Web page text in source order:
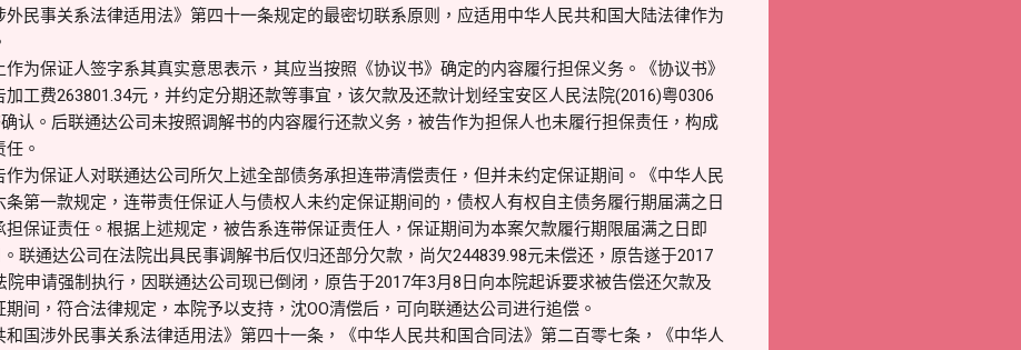
民事关系法律适用法》第四十一条规定的最密切联系原则，应适用中华人民共和国大陆法律作为
为保证人签字系其真实意思表示，其应当按照《协议书》确定的内容履行担保义务。《协议书》
工费263801.34元，并约定分期还款等事宜，该欠款及还款计划经宝安区人民法院(2016)粤0306
认。后联通达公司未按照调解书的内容履行还款义务，被告作为担保人也未履行担保责任，构成
。
作为保证人对联通达公司所欠上述全部债务承担连带清偿责任，但并未约定保证期间。《中华人民
第一款规定，连带责任保证人与债权人未约定保证期间的，债权人有权自主债务履行期届满之日
保证责任。根据上述规定，被告系连带保证责任人，保证期间为本案欠款履行期限届满之日即
联通达公司在法院出具民事调解书后仅归还部分欠款，尚欠244839.98元未偿还，原告遂于2017
院申请强制执行，因联通达公司现已倒闭，原告于2017年3月8日向本院起诉要求被告偿还欠款及
间，符合法律规定，本院予以支持，沈OO清偿后，可向联通达公司进行追偿。
国涉外民事关系法律适用法》第四十一条，《中华人民共和国合同法》第二百零七条，《中华人